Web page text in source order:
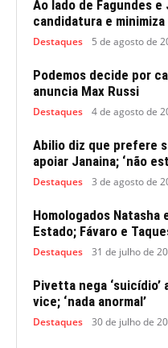
Ao lado de Fagundes
candidatura e
Destaques 5 de agosto de
Podemos decide por
anuncia Max Russi
Destaques 4 de agosto de
Abilio diz que prefere
apoiar Janaina; ‘não
Destaques 3 de agosto de
Homologados Natasha
Estado; Fávaro e
Destaques 31 de julho de
Pivetta nega ‘suicídio’
vice; ‘nada anormal’
Destaques 30 de julho de